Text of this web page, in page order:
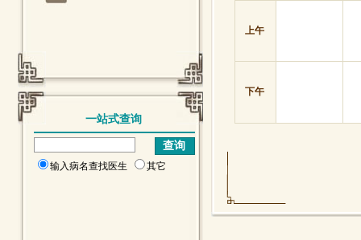
一站式查询
输入病名查找医生 其它
上午
下午